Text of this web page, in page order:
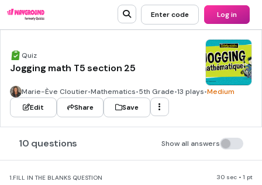
Enter code Log in
Quiz
Jogging math T5 section 25
Marie-Ève Cloutier•Mathematics•5th Grade•13 plays•Medium
Edit
Share Save
10 questions Show all answers
1.FILL IN THE BLANKS QUESTION 30 sec • 1 pt